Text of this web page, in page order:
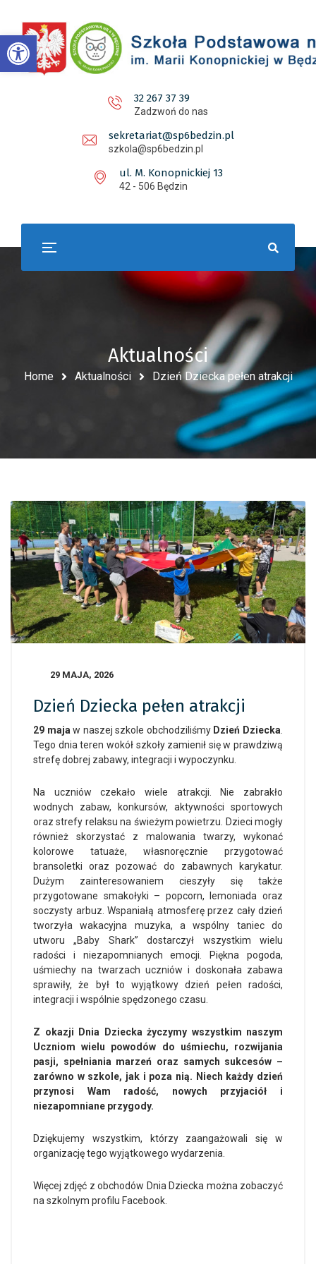
Otwórz pasek narzędzi
32 267 37 39
Zadzwoń do nas
sekretariat@sp6bedzin.pl
szkola@sp6bedzin.pl
ul. M. Konopnickiej 13
42 - 506 Będzin
Aktualności
Home Aktualności Dzień Dziecka pełen atrakcji
29 MAJA, 2026
Dzień Dziecka pełen atrakcji
29 maja w naszej szkole obchodziliśmy Dzień Dziecka
Tego dnia teren wokół szkoły zamienił się w prawdziwą
strefę dobrej zabawy, integracji i wypoczynku.
Na uczniów czekało wiele atrakcji. Nie zabrakło
wodnych zabaw, konkursów, aktywności sportowych
oraz strefy relaksu na świeżym powietrzu. Dzieci mogły
również skorzystać z malowania twarzy, wykonać
kolorowe tatuaże, własnoręcznie przygotować
bransoletki oraz pozować do zabawnych karykatur.
Dużym zainteresowaniem cieszyły się także
przygotowane smakołyki – popcorn, lemoniada oraz
soczysty arbuz. Wspaniałą atmosferę przez cały dzień
tworzyła wakacyjna muzyka, a wspólny taniec do
utworu „Baby Shark” dostarczył wszystkim wielu
radości i niezapomnianych emocji. Piękna pogoda,
uśmiechy na twarzach uczniów i doskonała zabawa
sprawiły, że był to wyjątkowy dzień pełen radości,
integracji i wspólnie spędzonego czasu.
Z okazji Dnia Dziecka życzymy wszystkim naszym
Uczniom wielu powodów do uśmiechu, rozwijania
pasji, spełniania marzeń oraz samych sukcesów –
zarówno w szkole, jak i poza nią. Niech każdy dzień
przynosi Wam radość, nowych przyjaciół i
niezapomniane przygody.
Dziękujemy wszystkim, którzy zaangażowali się w
organizację tego wyjątkowego wydarzenia.
Więcej zdjęć z obchodów Dnia Dziecka można zobaczyć
na szkolnym profilu Facebook.